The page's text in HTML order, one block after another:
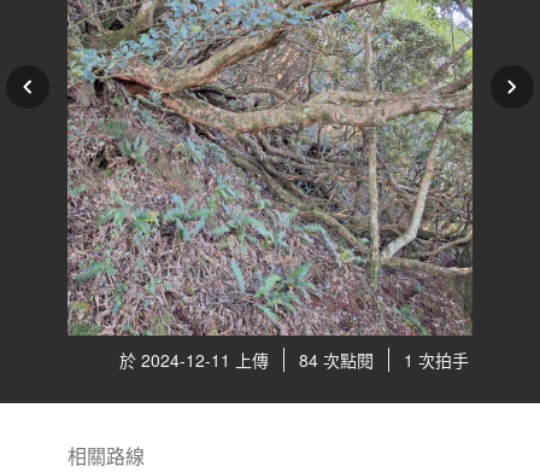
於 2024-12-11 上傳 84 次點閱 1 次拍手
相關路線